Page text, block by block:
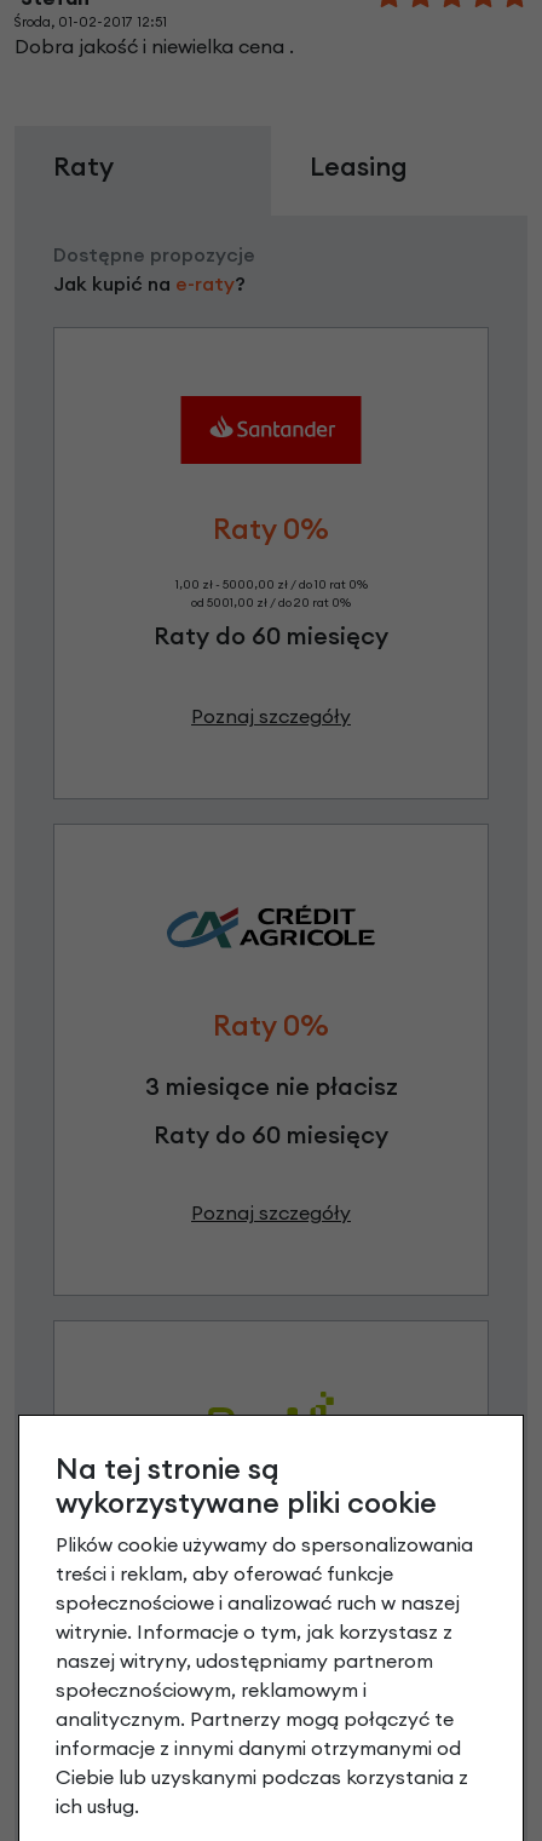
Środa, 01-02-2017 12:51
Dobra jakość i niewielka cena .
Raty Leasing
Dostępne propozycje
Jak kupić na e-raty?
Raty 0%
1,00 zł - 5000,00 zł / do 10 rat 0%
od 5001,00 zł / do 20 rat 0%
Raty do 60 miesięcy
Poznaj szczegóły
Raty 0%
3 miesiące nie płacisz
Raty do 60 miesięcy
Poznaj szczegóły
Raty 0%
3 miesiące nie płacisz
Raty do 60 miesięcy
Poznaj szczegóły
Na tej stronie są
wykorzystywane pliki cookie
Plików cookie używamy do spersonalizowania
treści i reklam, aby oferować funkcje
społecznościowe i analizować ruch w naszej
witrynie. Informacje o tym, jak korzystasz z
naszej witryny, udostępniamy partnerom
społecznościowym, reklamowym i
analitycznym. Partnerzy mogą połączyć te
informacje z innymi danymi otrzymanymi od
Ciebie lub uzyskanymi podczas korzystania z
ich usług.